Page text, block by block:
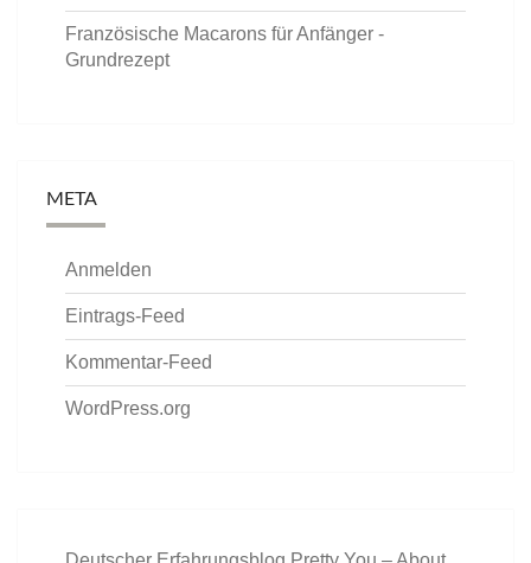
Französische Macarons für Anfänger -
Grundrezept
META
Anmelden
Eintrags-Feed
Kommentar-Feed
WordPress.org